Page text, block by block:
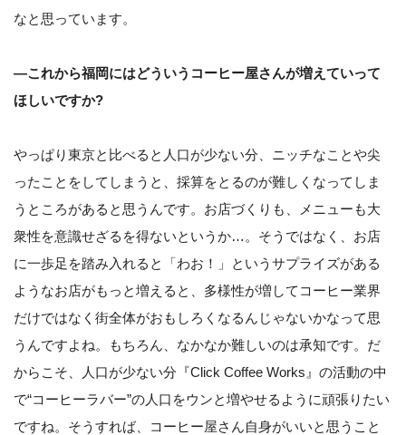
なと思っています。
—これから福岡にはどういうコーヒー屋さんが増えていって
ほしいですか?
やっぱり東京と比べると人口が少ない分、ニッチなことや尖
ったことをしてしまうと、採算をとるのが難しくなってしま
うところがあると思うんです。お店づくりも、メニューも大
衆性を意識せざるを得ないというか…。そうではなく、お店
に一歩足を踏み入れると「わお！」というサプライズがある
ようなお店がもっと増えると、多様性が増してコーヒー業界
だけではなく街全体がおもしろくなるんじゃないかなって思
うんですよね。もちろん、なかなか難しいのは承知です。だ
からこそ、人口が少ない分『Click Coffee Works』の活動の中
で“コーヒーラバー”の人口をウンと増やせるように頑張りたい
ですね。そうすれば、コーヒー屋さん自身がいいと思うこと